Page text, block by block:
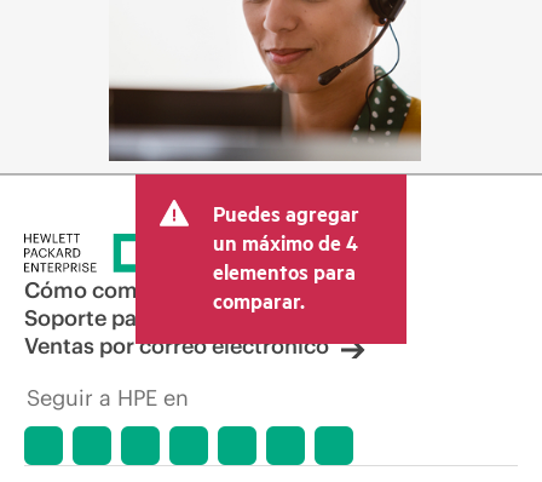
Puedes agregar
un máximo de 4
elementos para
comparar.
Cómo comprar
Soporte para productos
Ventas por correo electrónico
Seguir a HPE en